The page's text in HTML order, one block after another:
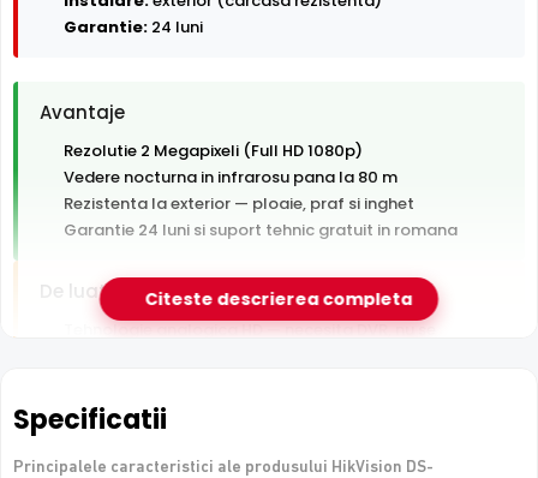
Garantie: 24 luni
Avantaje
Rezolutie 2 Megapixeli (Full HD 1080p)
Vedere nocturna in infrarosu pana la 80 m
Rezistenta la exterior — ploaie, praf si inghet
Garantie 24 luni si suport tehnic gratuit in romana
De luat in calcul
Tehnologie analogica HD — necesita DVR, nu se
e-Camere.ro recomanda acest produs pentru:
perimetre mari: curti, depozite, spatii industriale.
Citeste descrierea completa
Specificatii
Principalele caracteristici ale produsului HikVision DS-